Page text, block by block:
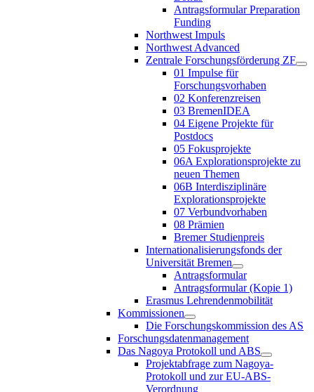
Antragsformular Preparation
Funding
Northwest Impuls
Northwest Advanced
Zentrale Forschungsförderung ZF
01 Impulse für
Forschungsvorhaben
02 Konferenzreisen
03 BremenIDEA
04 Eigene Projekte für
Postdocs
05 Fokusprojekte
06A Explorationsprojekte zu
neuen Themen
06B Interdisziplinäre
Explorationsprojekte
07 Verbundvorhaben
08 Prämien
Bremer Studienpreis
Internationalisierungsfonds der
Universität Bremen
Antragsformular
Antragsformular (Kopie 1)
Erasmus Lehrendenmobilität
Kommissionen
Die Forschungskommission des AS
Forschungsdatenmanagement
Das Nagoya Protokoll und ABS
Projektabfrage zum Nagoya-
Protokoll und zur EU-ABS-
Verordnung